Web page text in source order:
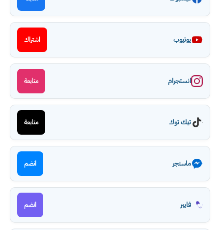
يوتيوب اشتراك
انستجرام متابعة
تيك توك متابعة
ماسنجر انضم
فايبر انضم